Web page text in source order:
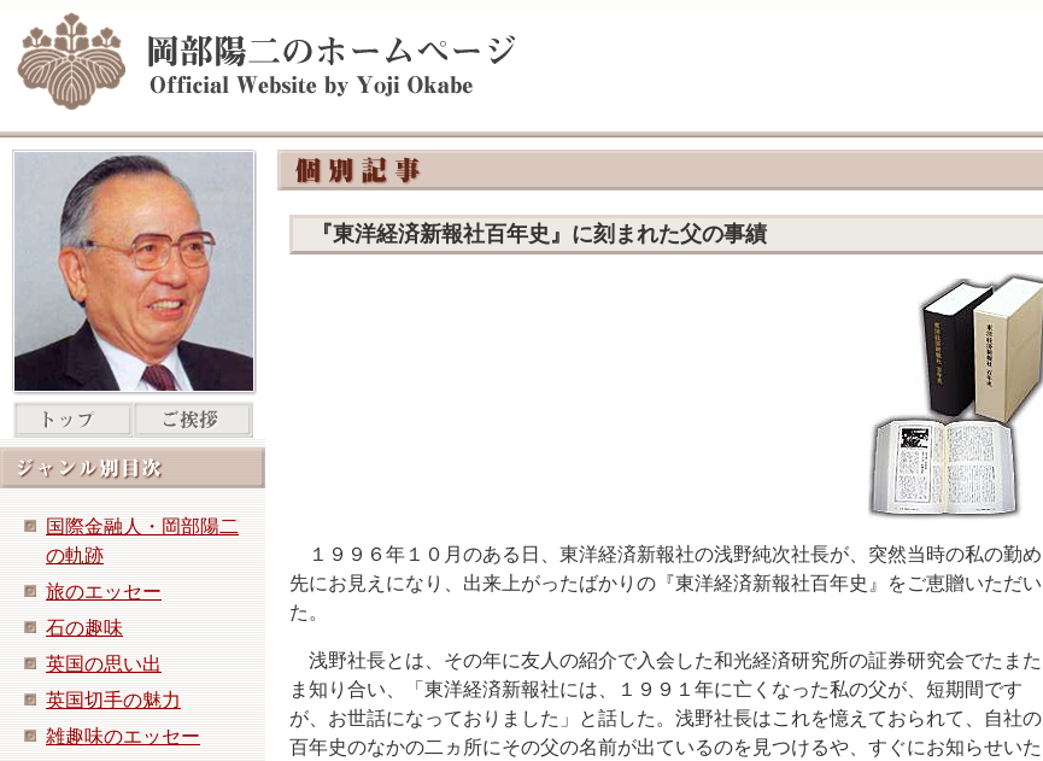
国際金融人・岡部陽二
の軌跡
旅のエッセー
石の趣味
英国の思い出
英国切手の魅力
雑趣味のエッセー
『東洋経済新報社百年史』に刻まれた父の事績
１９９６年１０月のある日、東洋経済新報社の浅野純次社長が、突然当時の私の勤め
先にお見えになり、出来上がったばかりの『東洋経済新報社百年史』をご恵贈いただい
た。
浅野社長とは、その年に友人の紹介で入会した和光経済研究所の証券研究会でたまた
ま知り合い、「東洋経済新報社には、１９９１年に亡くなった私の父が、短期間です
が、お世話になっておりました」と話した。浅野社長はこれを憶えておられて、自社の
百年史のなかの二ヵ所にその父の名前が出ているのを見つけるや、すぐにお知らせいた